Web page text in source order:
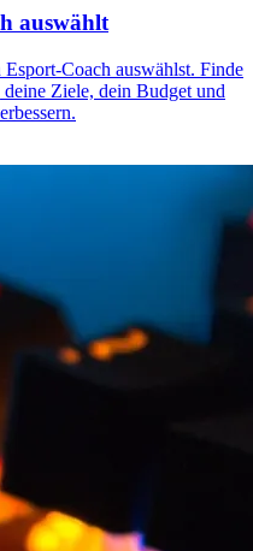
auswählt
Coach auswählst. Finde
Ziele, dein Budget und